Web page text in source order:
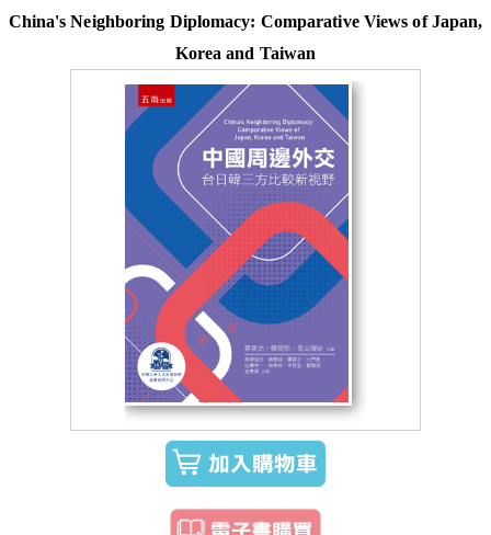
China's Neighboring Diplomacy: Comparative Views of Japan,
Korea and Taiwan